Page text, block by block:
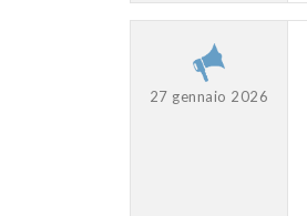
27 gennaio 2026